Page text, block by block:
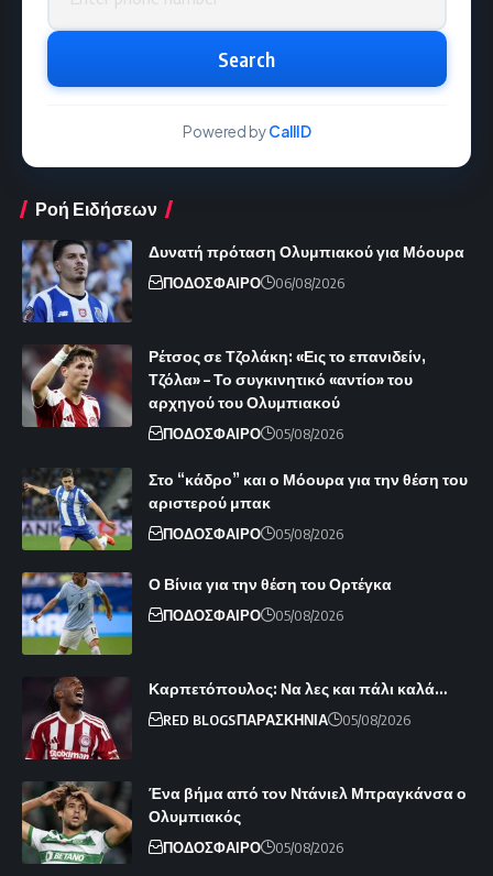
Search
Powered byCallID
Ροή Ειδήσεων
Δυνατή πρόταση Ολυμπιακού για Μόουρα
ΠΟΔΟΣΦΑΙΡΟ 06/08/2026
Ρέτσος σε Τζολάκη: «Εις το επανιδείν,
Τζόλα» – Το συγκινητικό «αντίο» του
αρχηγού του Ολυμπιακού
ΠΟΔΟΣΦΑΙΡΟ 05/08/2026
Στο “κάδρο” και ο Μόουρα για την θέση του
αριστερού μπακ
ΠΟΔΟΣΦΑΙΡΟ 05/08/2026
Ο Βίνια για την θέση του Ορτέγκα
ΠΟΔΟΣΦΑΙΡΟ 05/08/2026
Καρπετόπουλος: Να λες και πάλι καλά…
RED BLOGSΠΑΡΑΣΚΗΝΙΑ 05/08/2026
Ένα βήμα από τον Ντάνιελ Μπραγκάνσα ο
Ολυμπιακός
ΠΟΔΟΣΦΑΙΡΟ 05/08/2026